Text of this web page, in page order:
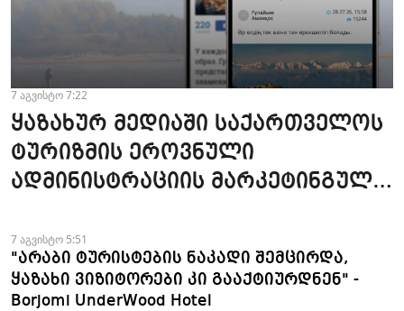
7 აგვისტო 7:22
ყაზახურ მედიაში საქართველოს
ტურიზმის ეროვნული
ადმინისტრაციის მარკეტინგული
მომზადდა
7 აგვისტო 5:51
"არაბი ტურისტების ნაკადი შემცირდა,
ყაზახი ვიზიტორები კი გააქტიურდნენ" -
Borjomi UnderWood Hotel